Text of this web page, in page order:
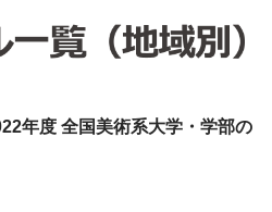
年度 全国美術系大学・学部の